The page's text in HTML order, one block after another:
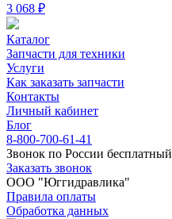
3 068 ₽
Каталог
Запчасти для техники
Услуги
Как заказать запчасти
Контакты
Личный кабинет
Блог
8-800-700-61-41
Звонок по России бесплатный
Заказать звонок
ООО "Юггидравлика"
Правила оплаты
Обработка данных